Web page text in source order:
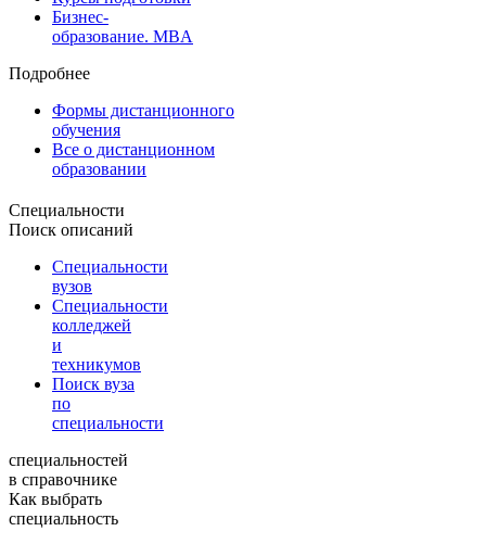
Бизнес-
образование. MBA
Подробнее
Формы дистанционного
обучения
Все о дистанционном
образовании
Специальности
Поиск описаний
Специальности
вузов
Специальности
колледжей
и
техникумов
Поиск вуза
по
специальности
специальностей
в справочнике
Как выбрать
специальность